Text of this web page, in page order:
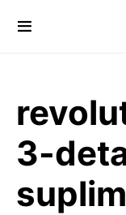
3-